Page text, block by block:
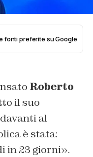
fonti preferite su Google
Roberto
il suo
al
è stata:
in 23 giorni».